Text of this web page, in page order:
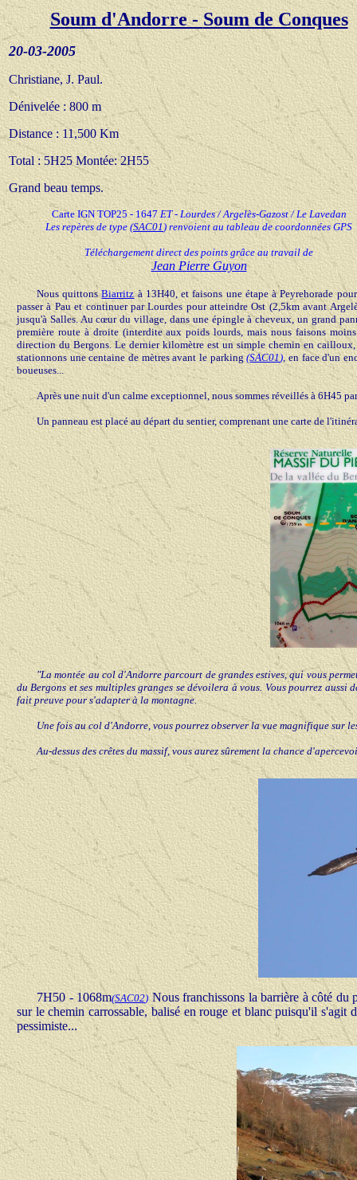
Soum d'Andorre -Soum de Conques
20-03-2005
Christiane, J. Paul.
Dénivelée : 800 m
Distance : 11,500 Km
Total : 5H25 Montée: 2H55
Grand beau temps.
Carte IGN TOP25 - 1647ET- Lourdes / Argelès-Gazost / Le Lavedan
Les repères de type(SAC01) renvoient au tableau de coordonnées GPS
Téléchargement direct des points grâce au travail de
Jean Pierre Guyon
Nous quittonsBiarritzà 13H40, et faisons une étape à Peyrehorade
passer à Pau et continuer par Lourdes pour atteindre Ost (2,5km avant
jusqu'à Salles. Au cœur du village, dans une épingle à cheveux, un grand
première route à droite (interdite aux poids lourds, mais nous faisons
direction du Bergons. Le dernier kilomètre est un simple chemin en
stationnons une centaine de mètres avant le parking(SAC01), en face d'un
boueuses...
Après une nuit d'un calme exceptionnel, nous sommes réveillés à 6H45
Un panneau est placé au départ du sentier, comprenant une carte de
"La montée au col d'Andorre parcourt de grandes estives, qui vous
du Bergons et ses multiples granges se dévoilera à vous. Vous pourrez
fait preuve pour s'adapter à la montagne.
Une fois au col d'Andorre, vous pourrez observer la vue magnifique sur
Au-dessus des crêtes du massif, vous aurez sûrement la chance
7H50 - 1068m(SAC02) Nous franchissons la barrière à côté du
sur le chemin carrossable, balisé en rouge et blanc puisqu'il
pessimiste...